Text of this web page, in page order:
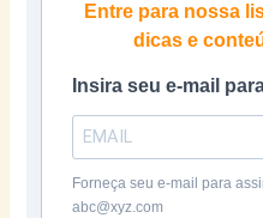
Entre para nossa
dicas e
Insira seu e-mail
Forneça seu e-mail para
abc@xyz.com